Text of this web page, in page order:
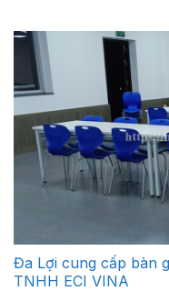
Đa Lợi cung cấp bàn
TNHH ECI VINA